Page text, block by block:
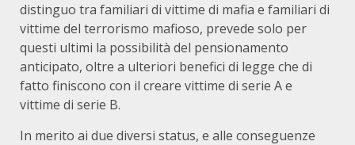
distinguo tra familiari di vittime di mafia e familiari di
vittime del terrorismo mafioso, prevede solo per
questi ultimi la possibilità del pensionamento
anticipato, oltre a ulteriori benefici di legge che di
fatto finiscono con il creare vittime di serie A e
vittime di serie B.
In merito ai due diversi status, e alle conseguenze